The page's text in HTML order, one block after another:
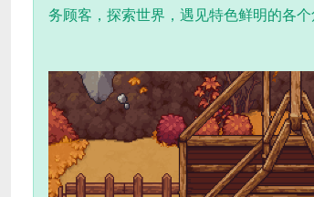
务顾客，探索世界，遇见特色鲜明的各